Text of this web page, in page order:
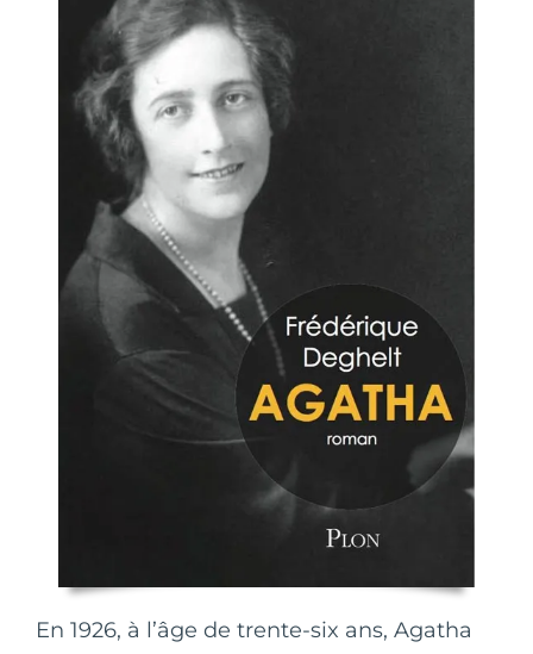
En 1926, à l’âge de trente-six ans, Agatha